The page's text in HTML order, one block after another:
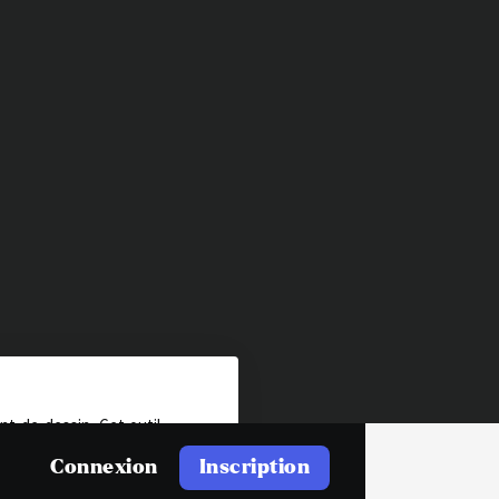
Connexion Inscription
de dessin. Cet outil
à la création